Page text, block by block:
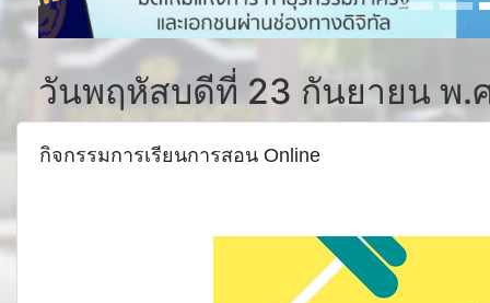
วันพฤหัสบดีที่ 23 กันยายน พ.
กิจกรรมการเรียนการสอน Online